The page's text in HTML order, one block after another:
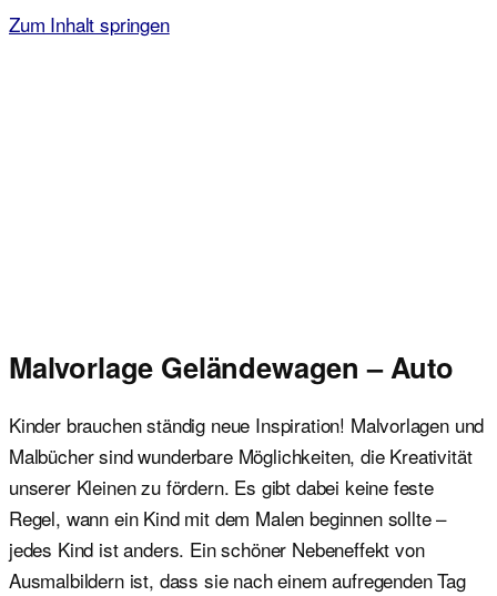
Zum Inhalt springen
Malvorlage Geländewagen – Auto
Kinder brauchen ständig neue Inspiration! Malvorlagen und
Malbücher sind wunderbare Möglichkeiten, die Kreativität
unserer Kleinen zu fördern. Es gibt dabei keine feste
Regel, wann ein Kind mit dem Malen beginnen sollte –
jedes Kind ist anders. Ein schöner Nebeneffekt von
Ausmalbildern ist, dass sie nach einem aufregenden Tag